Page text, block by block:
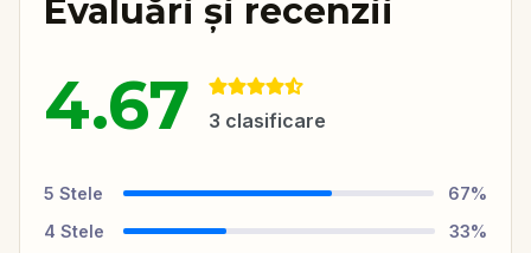
Evaluări și recenzii
4.67 3 clasificare
5 Stele 67%
4 Stele 33%